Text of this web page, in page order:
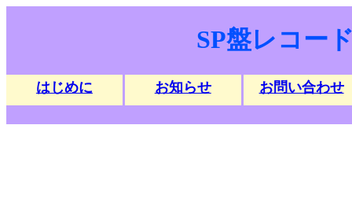
SP盤レコー
はじめに お知らせ お問い合わせ